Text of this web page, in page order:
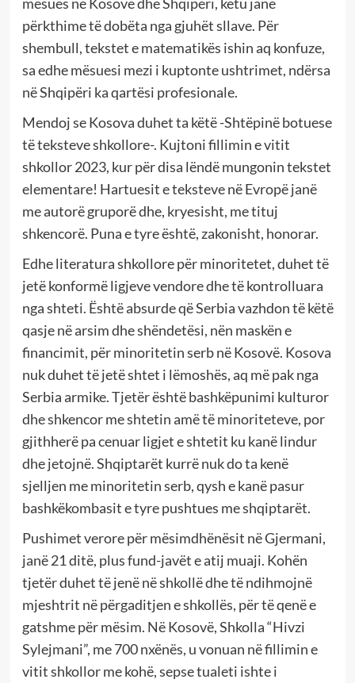
përkthime të dobëta nga gjuhët sllave. Për
shembull, tekstet e matematikës ishin aq konfuze,
sa edhe mësuesi mezi i kuptonte ushtrimet, ndërsa
në Shqipëri ka qartësi profesionale.
Mendoj se Kosova duhet ta këtë -Shtëpinë botuese
të teksteve shkollore-. Kujtoni fillimin e vitit
shkollor 2023, kur për disa lëndë mungonin tekstet
elementare! Hartuesit e teksteve në Evropë janë
me autorë gruporë dhe, kryesisht, me tituj
shkencorë. Puna e tyre është, zakonisht, honorar.
Edhe literatura shkollore për minoritetet, duhet të
jetë konformë ligjeve vendore dhe të kontrolluara
nga shteti. Është absurde që Serbia vazhdon të këtë
qasje në arsim dhe shëndetësi, nën maskën e
financimit, për minoritetin serb në Kosovë. Kosova
nuk duhet të jetë shtet i lëmoshës, aq më pak nga
Serbia armike. Tjetër është bashkëpunimi kulturor
dhe shkencor me shtetin amë të minoriteteve, por
gjithherë pa cenuar ligjet e shtetit ku kanë lindur
dhe jetojnë. Shqiptarët kurrë nuk do ta kenë
sjelljen me minoritetin serb, qysh e kanë pasur
bashkëkombasit e tyre pushtues me shqiptarët.
Pushimet verore për mësimdhënësit në Gjermani,
janë 21 ditë, plus fund-javët e atij muaji. Kohën
tjetër duhet të jenë në shkollë dhe të ndihmojnë
mjeshtrit në përgaditjen e shkollës, për të qenë e
gatshme për mësim. Në Kosovë, Shkolla “Hivzi
Sylejmani”, me 700 nxënës, u vonuan në fillimin e
vitit shkollor me kohë, sepse tualeti ishte i